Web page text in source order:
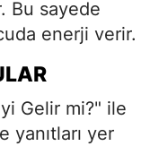
Bu sayede
enerji verir.
Gelir mi?" ile
yanıtları yer